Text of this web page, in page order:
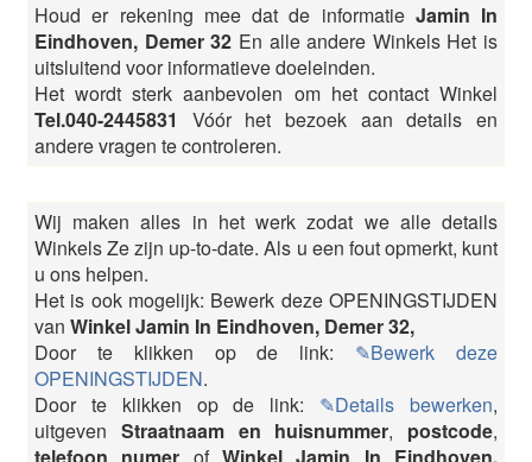
Houd er rekening mee dat de informatie Jamin In
Eindhoven, Demer 32 En alle andere Winkels Het is
uitsluitend voor informatieve doeleinden.
Het wordt sterk aanbevolen om het contact Winkel
Tel.040-2445831
Vóór het bezoek aan details en
andere vragen te controleren.
Wij maken alles in het werk zodat we alle details
Winkels Ze zijn up-to-date. Als u een fout opmerkt, kunt
u ons helpen.
Het is ook mogelijk: Bewerk deze OPENINGSTIJDEN
van Winkel Jamin In Eindhoven, Demer 32,
Door te klikken op de link: ✎Bewerk deze
OPENINGSTIJDEN.
Door te klikken op de link: ✎Details bewerken,
uitgeven Straatnaam en huisnummer, postcode,